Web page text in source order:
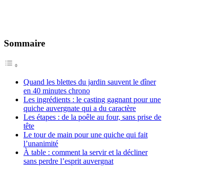
Sommaire
Quand les blettes du jardin sauvent le dîner
en 40 minutes chrono
Les ingrédients : le casting gagnant pour une
quiche auvergnate qui a du caractère
Les étapes : de la poêle au four, sans prise de
tête
Le tour de main pour une quiche qui fait
l’unanimité
À table : comment la servir et la décliner
sans perdre l’esprit auvergnat